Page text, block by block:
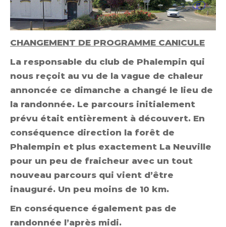
CHANGEMENT DE PROGRAMME CANICULE
La responsable du club de Phalempin qui
nous reçoit au vu de la vague de chaleur
annoncée ce dimanche a changé le lieu de
la randonnée. Le parcours initialement
prévu était entièrement à découvert. En
conséquence direction la forêt de
Phalempin et plus exactement La Neuville
pour un peu de fraicheur avec un tout
nouveau parcours qui vient d’être
inauguré. Un peu moins de 10 km.
En conséquence également pas de
randonnée l’après midi.